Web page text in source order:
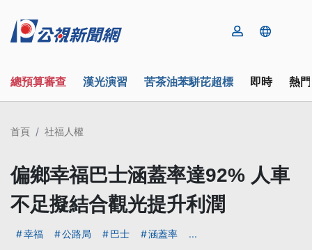
總預算審查 漢光演習 苦茶油苯駢芘超標 即時 熱
首頁 社福人權
偏鄉幸福巴士涵蓋率達92% 人車
不足擬結合觀光提升利潤
幸福 公路局 巴士 涵蓋率 ...